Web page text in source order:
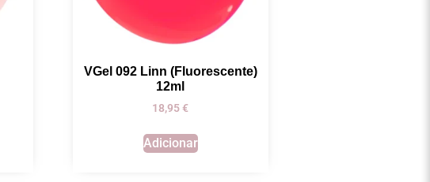
VGel 092 Linn (Fluorescente)
12ml
18,95€
Adicionar